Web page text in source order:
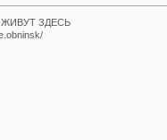
ЗДЕСЬ